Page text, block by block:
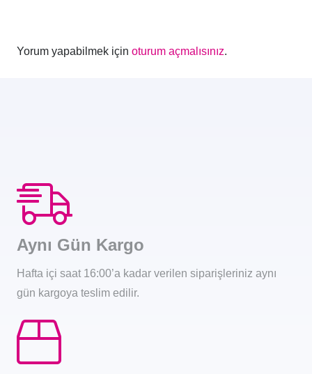
Yorum yapabilmek için oturum açmalısınız.
Aynı Gün Kargo
Hafta içi saat 16:00’a kadar verilen siparişleriniz aynı
gün kargoya teslim edilir.